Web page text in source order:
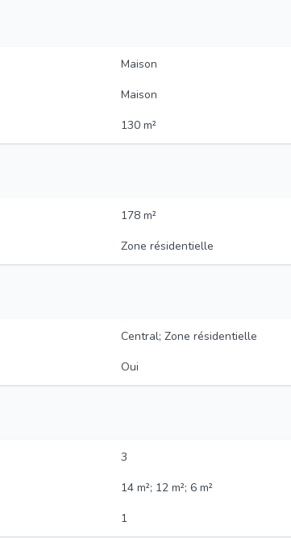
Maison
Maison
130 m²
178 m²
Zone résidentielle
Central; Zone résidentielle
Oui
3
14 m²; 12 m²; 6 m²
1